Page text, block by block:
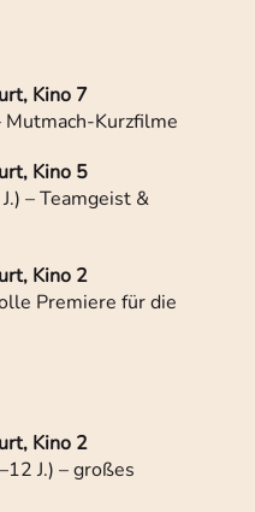
Kino 7
Mutmach-Kurzfilme
Kino 5
– Teamgeist &
Kino 2
Premiere für die
Kino 2
J.) – großes